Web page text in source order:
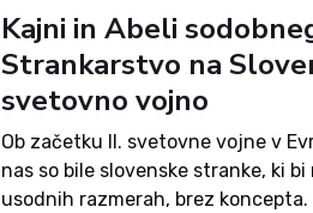
Kajni in Abeli
Strankarstvo na
svetovno vojno
Ob začetku II. svetovne vojne v
nas so bile slovenske stranke, ki
usodnih razmerah, brez